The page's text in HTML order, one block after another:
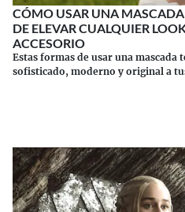
CÓMO USAR UNA
DE ELEVAR CUALQUIER
ACCESORIO
Estas formas de usar una mascada
sofisticado, moderno y original a